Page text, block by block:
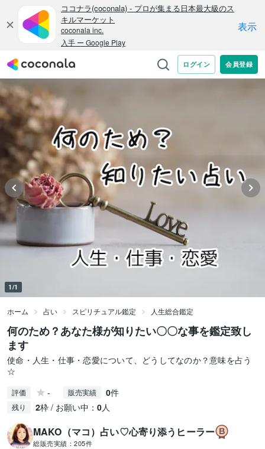
1/1
ホーム 占い スピリチュアル鑑定 人生総合鑑定
何のため？あなた様が知りたい〇〇な事を鑑定致し
ます
使命・人生・仕事・恋愛について、どうしてなのか？意味を占う
☆
評価 - 販売実績 0件
残り 2枠 / お願い中： 0人
MAKO（マコ）占い♡心寄り添うヒーラー
総販売実績： 205件